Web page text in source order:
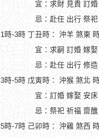
宜：求財 見貴 訂
忌：赴任 出行 祭
1時-3時 丁丑時： 沖羊 煞東
宜：求嗣 訂婚 嫁
忌：赴任 出行 修
3時-5時 戊寅時： 沖猴 煞北
宜：訂婚 嫁娶 安
忌：祭祀 祈福 齋
5時-7時 己卯時： 沖雞 煞西